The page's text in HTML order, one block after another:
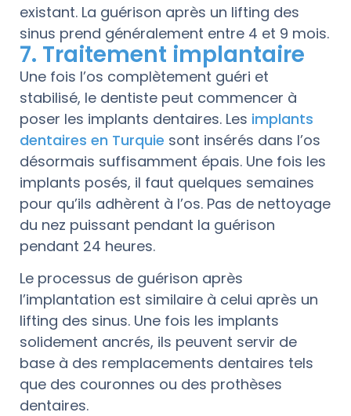
existant. La guérison après un lifting des
sinus prend généralement entre 4 et 9 mois.
7. Traitement implantaire
Une fois l’os complètement guéri et
stabilisé, le dentiste peut commencer à
poser les implants dentaires. Les implants
dentaires en Turquie sont insérés dans l’os
désormais suffisamment épais. Une fois les
implants posés, il faut quelques semaines
pour qu’ils adhèrent à l’os. Pas de nettoyage
du nez puissant pendant la guérison
pendant 24 heures.
Le processus de guérison après
l’implantation est similaire à celui après un
lifting des sinus. Une fois les implants
solidement ancrés, ils peuvent servir de
base à des remplacements dentaires tels
que des couronnes ou des prothèses
dentaires.